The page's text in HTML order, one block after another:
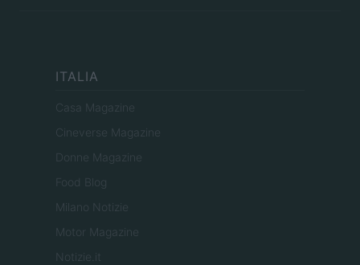
ITALIA
Casa Magazine
Cineverse Magazine
Donne Magazine
Food Blog
Milano Notizie
Motor Magazine
Notizie.it